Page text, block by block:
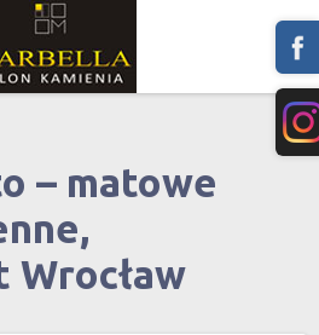
– matowe
Wrocław